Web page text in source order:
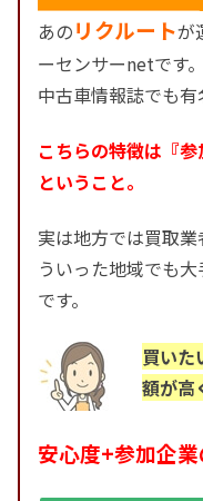
あのリクルートが
ーセンサーnetです。
中古車情報誌でも有
こちらの特徴は『参
ということ。
実は地方では買取
ういった地域でも
です。
買いた
額が高
安心度+参加企